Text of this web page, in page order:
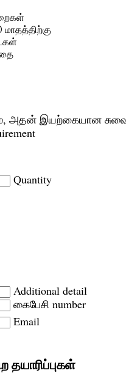
அதன் இயற்கையான
Quantity
Additional detail
கைபேசி number
Email
தயாரிப்புகள்